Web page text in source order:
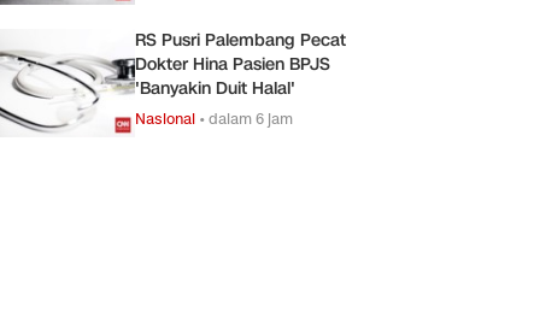
RS Pusri Palembang Pecat
Dokter Hina Pasien BPJS
'Banyakin Duit Halal'
Nasional •dalam 6 jam